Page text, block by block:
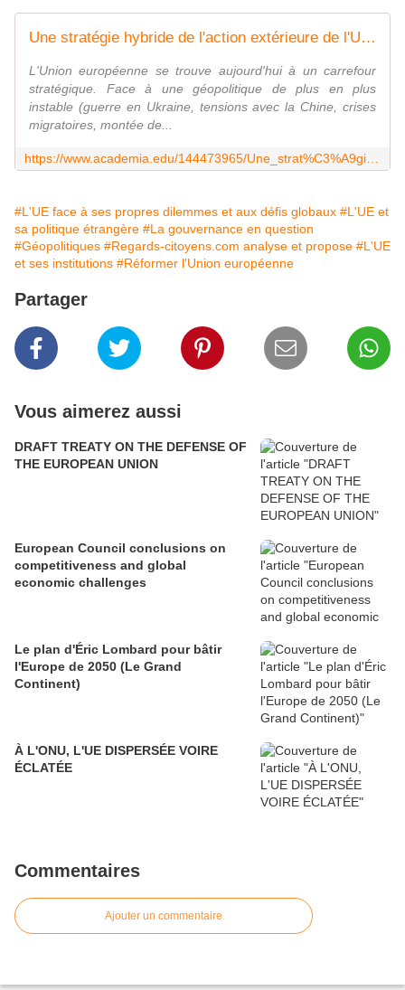
Une stratégie hybride de l'action extérieure de l'UE à travers une extension du recours aux mécanismes des " nations-cadres " et " nations-pilotes
L'Union européenne se trouve aujourd'hui à un carrefour
stratégique. Face à une géopolitique de plus en plus
instable (guerre en Ukraine, tensions avec la Chine, crises
migratoires, montée de...
#L'UE face à ses propres dilemmes et aux défis globaux #L'UE et
sa politique étrangère #La gouvernance en question
#Géopolitiques #Regards-citoyens.com analyse et propose #L'UE
et ses institutions #Réformer l'Union européenne
Partager
Vous aimerez aussi
DRAFT TREATY ON THE DEFENSE OF
THE EUROPEAN UNION
European Council conclusions on
competitiveness and global
economic challenges
Le plan d'Éric Lombard pour bâtir
l'Europe de 2050 (Le Grand
Continent)
À L'ONU, L'UE DISPERSÉE VOIRE
ÉCLATÉE
Commentaires
Ajouter un commentaire